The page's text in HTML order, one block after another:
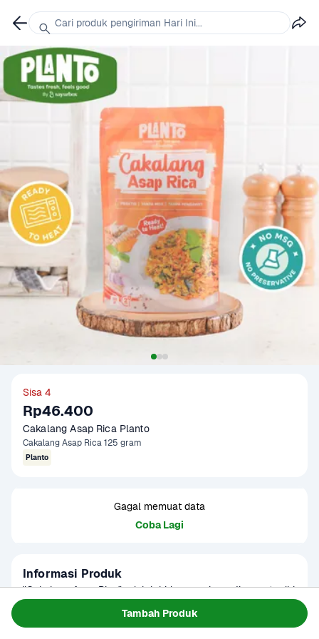
Tambah Produk
Sisa 4
Rp46.400
Cakalang Asap Rica Planto
Cakalang Asap Rica 125 gram
Planto
Gagal memuat data
Coba Lagi
Informasi Produk
"Cakalang Asap Rica" adalah hidangan siap saji yang terdiri
saus rica-rica khas. Saus rica-rica ini dikenal karena
Cari produk pengiriman Hari Ini...